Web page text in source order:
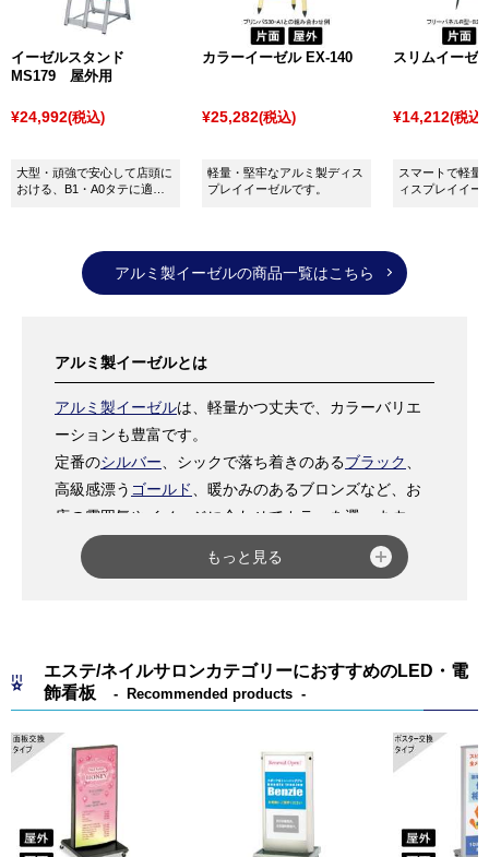
イーゼルスタンド
MS179 屋外用
¥24,992(税込)
大型・頑強で安心して店頭に
おける、B1・A0タテに適応
カラーイーゼル EX-140
¥25,282(税込)
軽量・堅牢なアルミ製ディス
プレイイーゼルです。
スリムイーゼ
¥14,212(税込)
スマートで軽量
ィスプレイイー
アルミ製イーゼルの商品一覧はこちら
アルミ製イーゼルとは
アルミ製イーゼルは、軽量かつ丈夫で、カラーバリエ
ーションも豊富です。
定番のシルバー 、シックで落ち着きのあるブラック
高級感漂う ゴールド
、暖かみのあるブロンズなど、お
店の雰囲気やイメージに合わせてカラーを選べます。
また、アルミ素材のため光沢感のあるものが多く、堅
牢でスタイリッシュなイメージを与えると共に高級感
店だけではなく遊園地や動物園、テーマパークなど
様々な場所で見かけることの多いアイテムです。
アルミ製イーゼルとの組み合わせとしては、やはり同
じアルミ枠の
や 屋外対応のライトパネ
などが調和します。イーゼル本体とパネル枠の色を
合わせることで、より統一感のあるおしゃれな印象を
与えることができます。
もっと見る
エステ/ネイルサロンカテゴリーにおすすめのLED・電
飾看板
Recommended products